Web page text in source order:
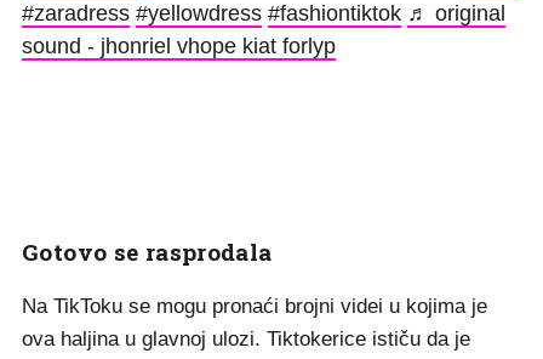
#zaradress #yellowdress #fashiontiktok ♬ original
sound - jhonriel vhope kiat forlyp
Gotovo se rasprodala
Na TikToku se mogu pronaći brojni videi u kojima je
ova haljina u glavnoj ulozi. Tiktokerice ističu da je